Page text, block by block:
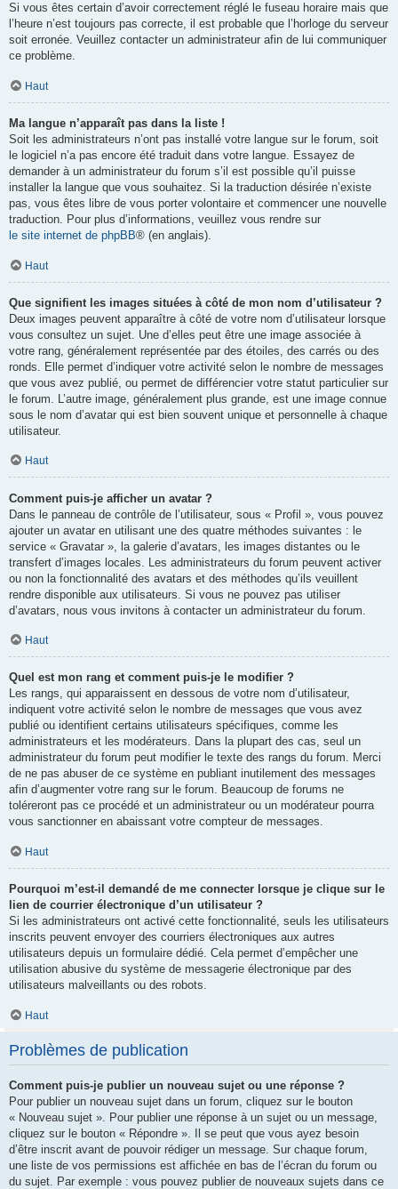
Si vous êtes certain d’avoir correctement réglé le fuseau horaire mais que
l’heure n’est toujours pas correcte, il est probable que l’horloge du serveur
soit erronée. Veuillez contacter un administrateur afin de lui communiquer
ce problème.
Haut
Ma langue n’apparaît pas dans la liste !
Soit les administrateurs n’ont pas installé votre langue sur le forum, soit
le logiciel n’a pas encore été traduit dans votre langue. Essayez de
demander à un administrateur du forum s’il est possible qu’il puisse
installer la langue que vous souhaitez. Si la traduction désirée n’existe
pas, vous êtes libre de vous porter volontaire et commencer une nouvelle
traduction. Pour plus d’informations, veuillez vous rendre sur
le site internet de phpBB® (en anglais).
Haut
Que signifient les images situées à côté de mon nom d’utilisateur ?
Deux images peuvent apparaître à côté de votre nom d’utilisateur lorsque
vous consultez un sujet. Une d’elles peut être une image associée à
votre rang, généralement représentée par des étoiles, des carrés ou des
ronds. Elle permet d’indiquer votre activité selon le nombre de messages
que vous avez publié, ou permet de différencier votre statut particulier sur
le forum. L’autre image, généralement plus grande, est une image connue
sous le nom d’avatar qui est bien souvent unique et personnelle à chaque
utilisateur.
Haut
Comment puis-je afficher un avatar ?
Dans le panneau de contrôle de l’utilisateur, sous « Profil », vous pouvez
ajouter un avatar en utilisant une des quatre méthodes suivantes : le
service « Gravatar », la galerie d’avatars, les images distantes ou le
transfert d’images locales. Les administrateurs du forum peuvent activer
ou non la fonctionnalité des avatars et des méthodes qu’ils veuillent
rendre disponible aux utilisateurs. Si vous ne pouvez pas utiliser
d’avatars, nous vous invitons à contacter un administrateur du forum.
Haut
Quel est mon rang et comment puis-je le modifier ?
Les rangs, qui apparaissent en dessous de votre nom d’utilisateur,
indiquent votre activité selon le nombre de messages que vous avez
publié ou identifient certains utilisateurs spécifiques, comme les
administrateurs et les modérateurs. Dans la plupart des cas, seul un
administrateur du forum peut modifier le texte des rangs du forum. Merci
de ne pas abuser de ce système en publiant inutilement des messages
afin d’augmenter votre rang sur le forum. Beaucoup de forums ne
toléreront pas ce procédé et un administrateur ou un modérateur pourra
vous sanctionner en abaissant votre compteur de messages.
Haut
Pourquoi m’est-il demandé de me connecter lorsque je clique sur le
lien de courrier électronique d’un utilisateur ?
Si les administrateurs ont activé cette fonctionnalité, seuls les utilisateurs
inscrits peuvent envoyer des courriers électroniques aux autres
utilisateurs depuis un formulaire dédié. Cela permet d’empêcher une
utilisation abusive du système de messagerie électronique par des
utilisateurs malveillants ou des robots.
Haut
Problèmes de publication
Comment puis-je publier un nouveau sujet ou une réponse ?
Pour publier un nouveau sujet dans un forum, cliquez sur le bouton
« Nouveau sujet ». Pour publier une réponse à un sujet ou un message,
cliquez sur le bouton « Répondre ». Il se peut que vous ayez besoin
d’être inscrit avant de pouvoir rédiger un message. Sur chaque forum,
une liste de vos permissions est affichée en bas de l’écran du forum ou
du sujet. Par exemple : vous pouvez publier de nouveaux sujets dans ce